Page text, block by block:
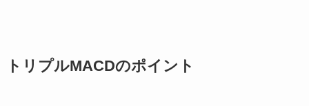
トリプルMACDのポイント